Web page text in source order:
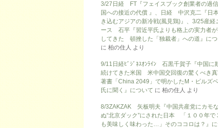
3/27日経 FT『フェイスブック創業者の過
国への接近の代償 』、日経 中沢克二『日
き込むアジアの新冷戦(風見鶏)』、3/25産経
ース 石平『習近平氏よりも格上の実力者
してきた 頓挫した「独裁者」への道』に
に 柏の住人 より
9/11日経ﾋﾞｼﾞﾈｽｵﾝﾗｲﾝ 石黒千賀子『中国に
続けてきた米国 米中国交回復の驚くべき
著書「China 2049」で明かしたM・ピルズ
氏に聞く』について に 柏の住人 より
8/3ZAKZAK 矢板明夫『中国共産党にカモ
ぬ“北京ダック”にされた日本 「１００年で
も美味しく味わった…」そのココロは？』